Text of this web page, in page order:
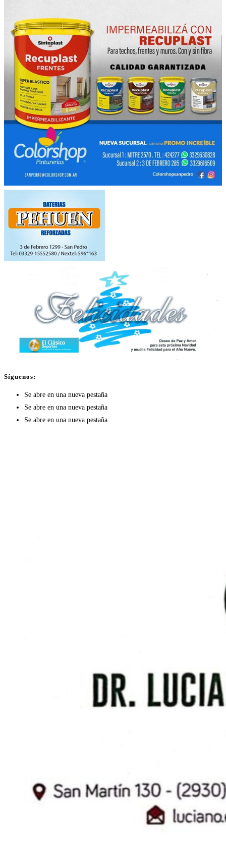
Síguenos:
Se abre en una nueva pestaña
Se abre en una nueva pestaña
Se abre en una nueva pestaña